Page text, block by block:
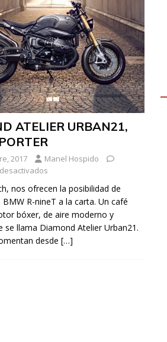
ATELIER URBAN21,
2017
Manel Hospido
nos ofrecen la posibilidad de
R-nineT a la carta. Un café
bóxer, de aire moderno y
se llama Diamond Atelier Urban21.
desde […]